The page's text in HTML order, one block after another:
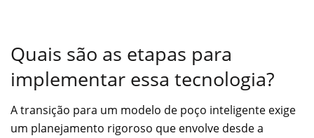
Quais são as etapas para
implementar essa tecnologia?
A transição para um modelo de poço inteligente exige
um planejamento rigoroso que envolve desde a